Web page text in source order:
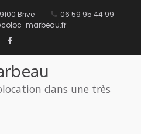
Brive
06 59 95 44 99
marbeau.fr
Facebook
dans une très